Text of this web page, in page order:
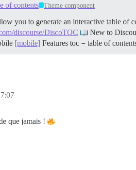
of contents Theme component
you to generate an interactive table of
discourse/DiscoTOC New to
[mobile] Features toc = table of
que jamais !